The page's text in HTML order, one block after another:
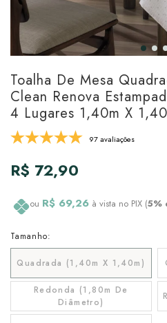
em Marcas
em Tapetes
de Colchão & Travesseiro
& Sobre-Lençol Avulso
& Manta para Cama
Cama
Edredom & Duvet
em Cama
Prato & Copa
de Cozinha
em Mesa & Cozinha
em Banho
Toalha De Mesa
Clean Renova
4 Lugares 1,40m X
97 avaliações
R$ 72,90
ou R$ 69,26 à vista no PIX (5%
Tamanho:
Quadrada (1,40m X 1,40m)
Redonda (1,80m De
Diâmetro)